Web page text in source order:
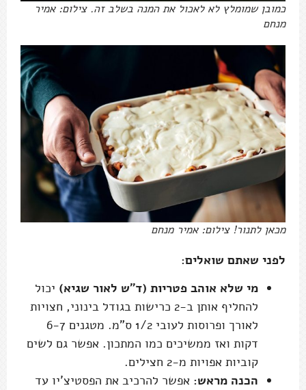
כמובן שמומלץ לא לאכול את המנה בשלב זה. צילום: אמיר
מנחם
מכאן לתנור! צילום: אמיר מנחם
לפני שאתם שואלים:
מי שלא אוהב פטריות (ד"ש לאור שגיא) יכול
להחליף אותן ב-2 כרישות בגודל בינוני, חצויות
לאורך ופרוסות לעובי 1/2 ס"מ. מטגנים 6-7
דקות ואז ממשיכים כמו המתכון. אפשר גם לשים
קוביות אפויות מ-2 חצילים.
הכנה מראש: אפשר להרכיב את הפסטיצ'יו עד